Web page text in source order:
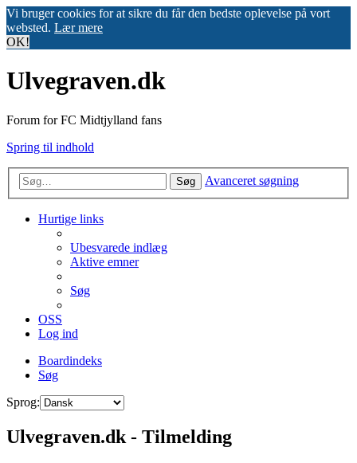
Vi bruger cookies for at sikre du får den bedste oplevelse på vort
websted. Lær mere
OK!
Ulvegraven.dk
Forum for FC Midtjylland fans
Spring til indhold
Søg Avanceret søgning
Hurtige links
Ubesvarede indlæg
Aktive emner
Søg
OSS
Log ind
Boardindeks
Søg
Sprog:
Ulvegraven.dk - Tilmelding